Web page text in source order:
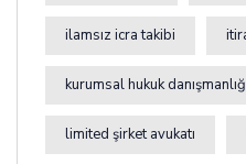
ilamsız icra takibi
kurumsal hukuk
limited şirket avukatı